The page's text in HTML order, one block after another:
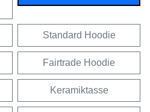
Standard Hoodie
Fairtrade Hoodie
Keramiktasse